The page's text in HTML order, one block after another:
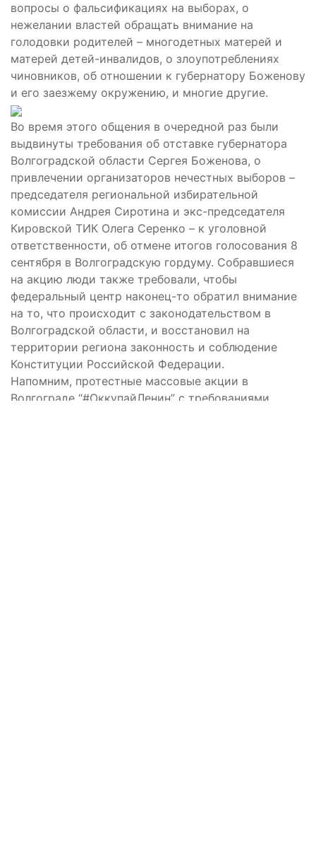
вопросы о фальсификациях на выборах, о
нежелании властей обращать внимание на
голодовки родителей – многодетных матерей и
матерей детей-инвалидов, о злоупотреблениях
чиновников, об отношении к губернатору Боженову
и его заезжему окружению, и многие другие.
Во время этого общения в очередной раз были
выдвинуты требования об отставке губернатора
Волгоградской области Сергея Боженова, о
привлечении организаторов нечестных выборов –
председателя региональной избирательной
комиссии Андрея Сиротина и экс-председателя
Кировской ТИК Олега Серенко – к уголовной
ответственности, об отмене итогов голосования 8
сентября в Волгоградскую гордуму. Собравшиеся
на акцию люди также требовали, чтобы
федеральный центр наконец-то обратил внимание
на то, что происходит с законодательством в
Волгоградской области, и восстановил на
территории региона законность и соблюдение
Конституции Российской Федерации.
Напомним, протестные массовые акции в
Волгограде “#ОккупайЛенин” с требованиями